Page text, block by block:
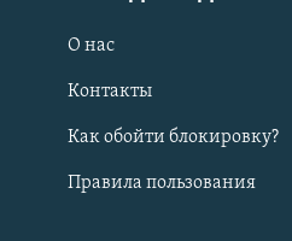
О нас
Контакты
Как обойти блокировку?
Правила пользования